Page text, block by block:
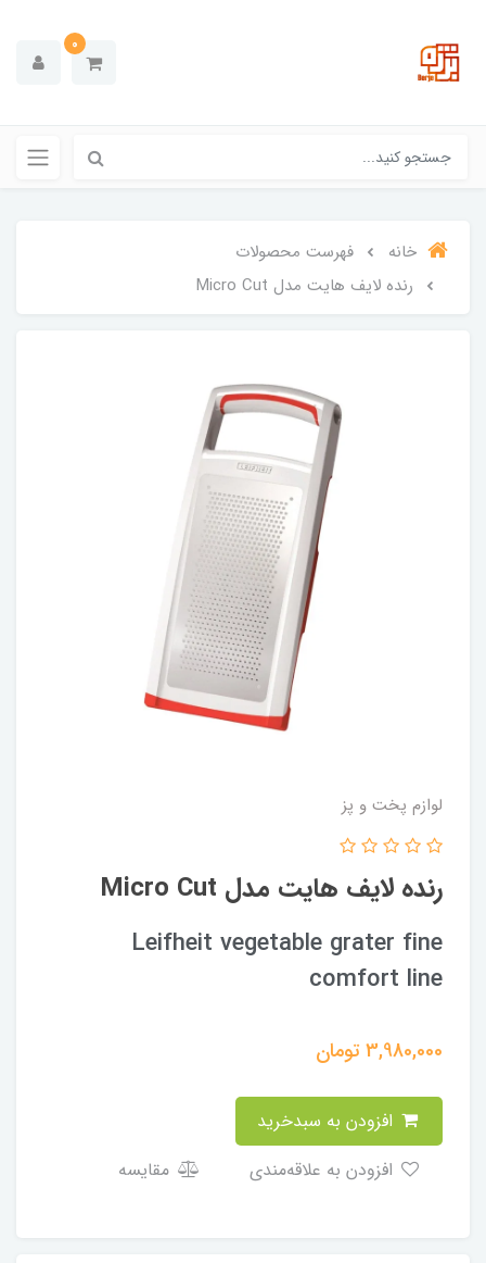
0
خانه
فهرست محصولات
رنده لایف هایت مدل Micro Cut
لوازم پخت و پز
رنده لایف هایت مدل Micro Cut
Leifheit vegetable grater fine
comfort line
3,980,000تومان
مقایسه